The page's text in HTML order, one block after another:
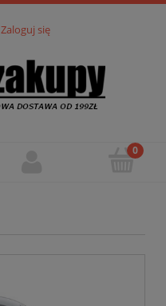
Zaloguj się